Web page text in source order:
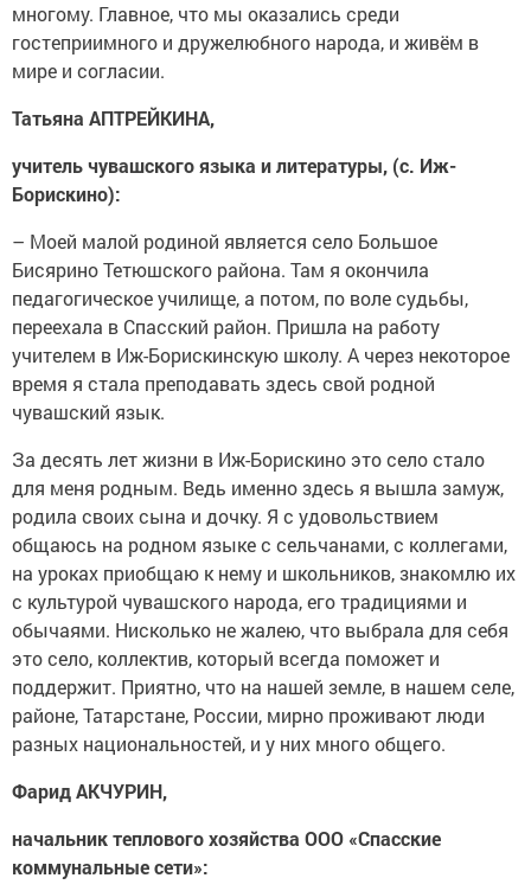
многому. Главное, что мы оказались среди
гостеприимного и дружелюбного народа, и живём в
мире и согласии.
Татьяна АПТРЕЙКИНА,
учитель чувашского языка и литературы, (с. Иж-
Борискино):
– Моей малой родиной является село Большое
Бисярино Тетюшского района. Там я окончила
педагогическое училище, а потом, по воле судьбы,
переехала в Спасский район. Пришла на работу
учителем в Иж-Борискинскую школу. А через некоторое
время я стала преподавать здесь свой родной
чувашский язык.
За десять лет жизни в Иж-Борискино это село стало
для меня родным. Ведь именно здесь я вышла замуж,
родила своих сына и дочку. Я с удовольствием
общаюсь на родном языке с сельчанами, с коллегами,
на уроках приобщаю к нему и школьников, знакомлю их
с культурой чувашского народа, его традициями и
обычаями. Нисколько не жалею, что выбрала для себя
это село, коллектив, который всегда поможет и
поддержит. Приятно, что на нашей земле, в нашем селе,
районе, Татарстане, России, мирно проживают люди
разных национальностей, и у них много общего.
Фарид АКЧУРИН,
начальник теплового хозяйства ООО «Спасские
коммунальные сети»: